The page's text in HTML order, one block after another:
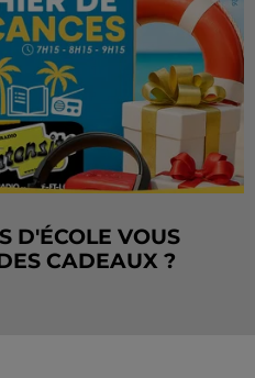
D'ÉCOLE VOUS
CADEAUX ?